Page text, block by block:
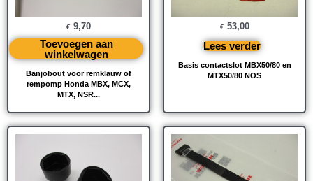
Banjobout voor remklauw of
rempomp Honda MBX, MCX,
MTX, NSR...
€ 9,70
Toevoegen aan
winkelwagen
Basis contactslot MBX50/80 en
MTX50/80 NOS
€ 53,00
Lees verder